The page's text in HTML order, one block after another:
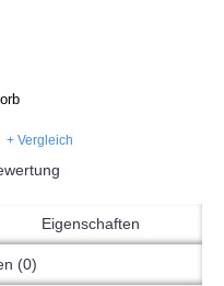
+ Vergleich
Eigenschaften
(0)